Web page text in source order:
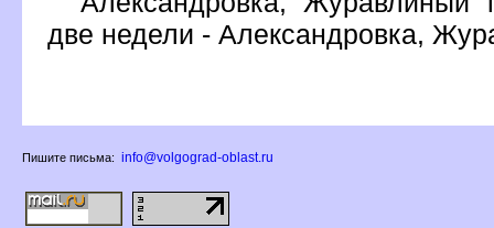
две недели - Александровка,
Пишите письма: info@volgograd-oblast.ru